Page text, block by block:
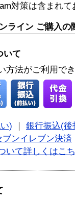
対策は含まれて
ライン ご購入の
いて
方法がご利用で
)
銀行振込(後
ブンイレブン決済
いて詳しくはこ